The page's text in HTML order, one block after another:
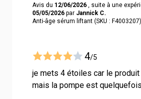
Avis du 12/06/2026 , suite à une
05/05/2026 par Jannick C.
Anti-âge sérum liftant (SKU : F4003207)
4/5
je mets 4 étoiles car le
mais la pompe est